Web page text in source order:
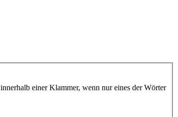
innerhalb einer Klammer, wenn nur eines der Wörter